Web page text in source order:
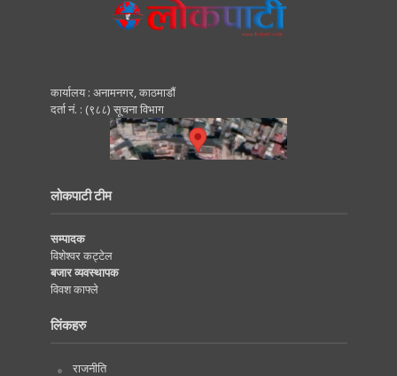
कार्यालय : अनामनगर, काठमाडाैं
दर्ता नं. : (९८८) सूचना विभाग
लोकपाटी टीम
सम्पादक
विशेश्वर कट्टेल
बजार व्यवस्थापक
विवश काफ्ले
लिंकहरु
राजनीति